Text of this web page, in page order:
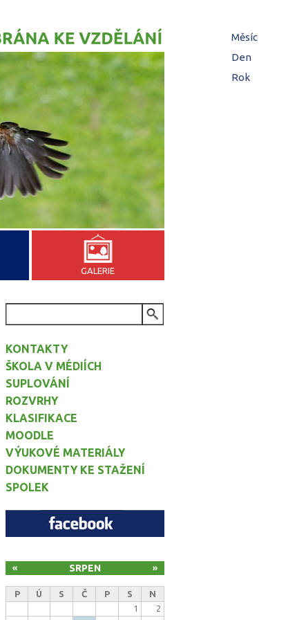
GALERIE
KONTAKTY
ŠKOLA V MÉDIÍCH
SUPLOVÁNÍ
ROZVRHY
KLASIFIKACE
MOODLE
VÝUKOVÉ MATERIÁLY
DOKUMENTY KE STAŽENÍ
SPOLEK
SRPEN
« »
P Ú S Č P S
N
1
2
Měsíc
Den(aktivní
Rok